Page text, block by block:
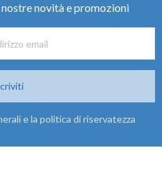
novità e promozioni
e la politica di riservatezza